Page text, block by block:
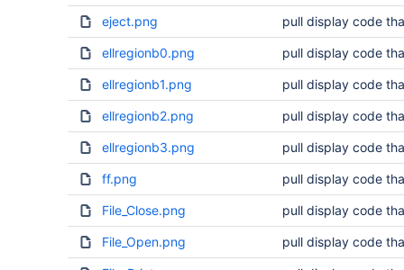
eject.png pull display code
ellregionb0.png pull display code
ellregionb1.png pull display code
ellregionb2.png pull display code
ellregionb3.png pull display code
ff.png pull display code
File_Close.png pull display code
File_Open.png pull display code